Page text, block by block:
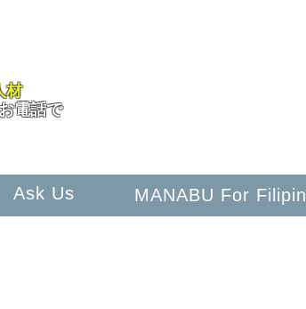
材のことなら
電話で
Ask Us MANABU For